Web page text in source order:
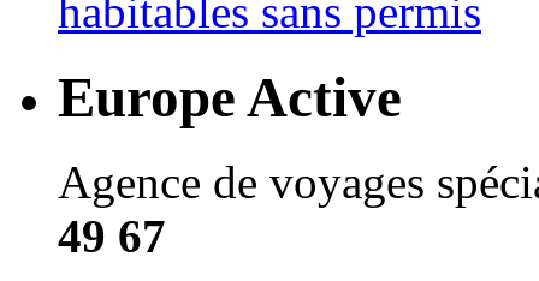
Europe Active
Agence de voyages
49 67